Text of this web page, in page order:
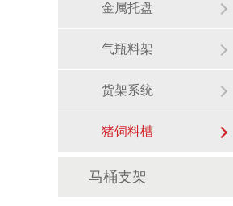
金属托盘
气瓶料架
货架系统
猪饲料槽
马桶支架